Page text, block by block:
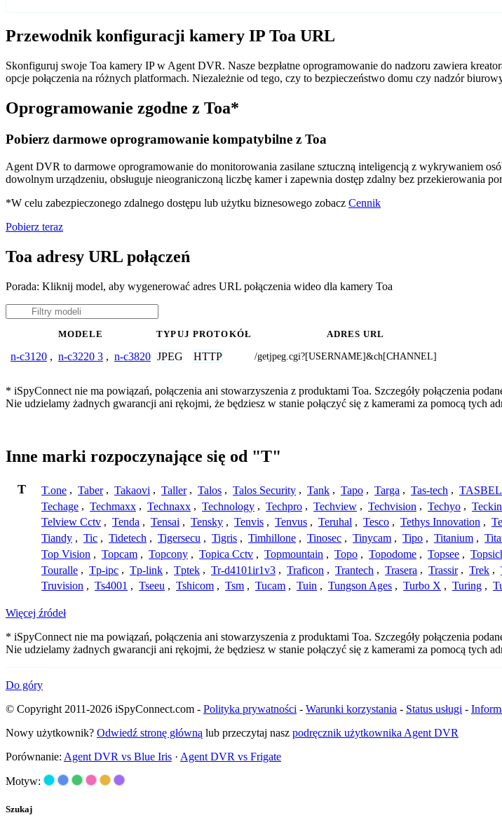
Przewodnik konfiguracji kamery IP Toa URL
Skonfiguruj swoje Toa kamery IP w Agent DVR. Nasze bezpłatne oprogramowanie do nadzoru zawiera
opcje połączenia na różnych platformach. Niezależnie od tego, czy to bezpieczeństwo domu czy nadzór
Oprogramowanie zgodne z Toa*
Pobierz darmowe oprogramowanie kompatybilne z Toa
Agent DVR to darmowe oprogramowanie do monitorowania zasilane sztuczną inteligencją z wykrywaniem
dowolnym urządzeniu, obsługuje nieograniczoną liczbę kamer i zapewnia dostęp zdalny bez przekierowania
*W celu zabezpieczonego zdalnego dostępu lub użytku biznesowego zobacz Cennik
Pobierz teraz
Toa adresy URL połączeń
Porada: Kliknij model, aby wygenerować adres URL połączenia wideo dla kamery Toa
MODELE TYPUJ PROTOKÓŁ ADRES URL
n-c3120 , n-c3220 3 , n-c3820 JPEG HTTP /getjpeg.cgi?[USERNAME]&ch[CHANNEL]
* iSpyConnect nie ma powiązań, połączenia ani stowarzyszenia z produktami Toa. Szczegóły połączenia
Nie udzielamy żadnych gwarancji ani rękojmi, że będziesz w stanie połączyć się z kamerami za pomocą tych
Inne marki rozpoczynające się od "T"
T T.one , Taber , Takaovi , Taller , Talos , Talos Security , Tank , Tapo , Targa , Tas-tech , TASBEL
Techage , Techmaxx , Technaxx , Technology , Techpro , Techview , Techvision , Techyo , Teckin
Telview Cctv , Tenda , Tensai , Tensky , Tenvis , Tenvus , Teruhal , Tesco , Tethys Innovation ,
Tiandy , Tic , Tidetech , Tigersecu , Tigris , Timhillone , Tinosec , Tinycam , Tipo , Titanium ,
Top Vision , Topcam , Topcony , Topica Cctv , Topmountain , Topo , Topodome , Topsee ,
Touralle , Tp-ipc , Tp-link , Tptek , Tr-d4101ir1v3 , Traficon , Trantech , Trasera , Trassir , Trek ,
Truvision , Ts4001 , Tseeu , Tshicom , Tsm , Tucam , Tuin , Tungson Ages , Turbo X , Turing ,
Więcej źródeł
* iSpyConnect nie ma powiązań, połączenia ani stowarzyszenia z produktami Toa. Szczegóły połączenia
Nie udzielamy żadnych gwarancji ani rękojmi, że będziesz w stanie połączyć się z kamerami za pomocą tych
Do góry
© Copyright 2011-2026 iSpyConnect.com - Polityka prywatności - Warunki korzystania - Status usługi -
Nowy użytkownik? Odwiedź stronę główną lub przeczytaj nasz podręcznik użytkownika Agent DVR
Porównanie: Agent DVR vs Blue Iris · Agent DVR vs Frigate
Motyw:
Szukaj